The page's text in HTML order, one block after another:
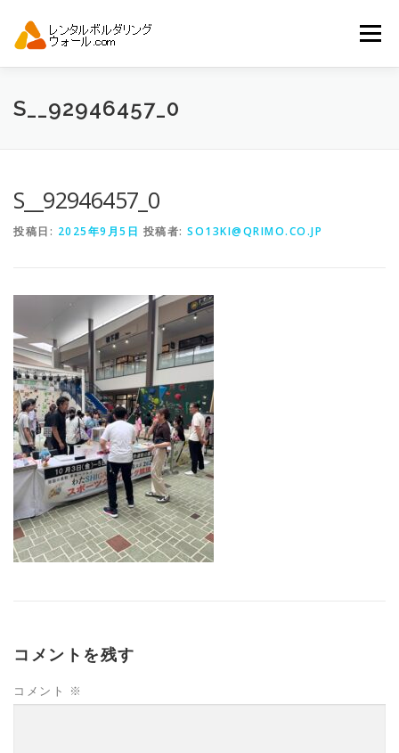
メニュー
トップ 自動見積り
S__92946457_0
S__92946457_0
投稿日: 2025年9月5日 投稿者: SO13KI@QRIMO.CO.JP
コメントを残す
コメント ※